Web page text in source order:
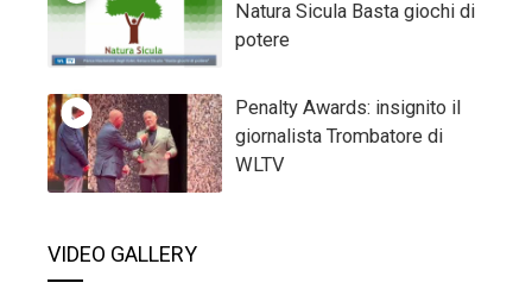
Natura Sicula Basta giochi di
potere
Penalty Awards: insignito il
giornalista Trombatore di
WLTV
VIDEO GALLERY